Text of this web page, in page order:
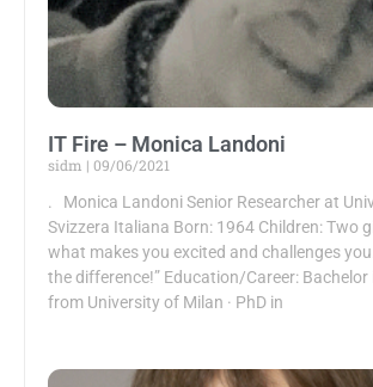
IT Fire – Monica Landoni
sidm
09/06/2021
. Monica Landoni Senior Researcher at
Svizzera Italiana Born: 1964 Children: Two
what makes you excited and challenges
the difference!” Education/Career:
from University of Milan · PhD in